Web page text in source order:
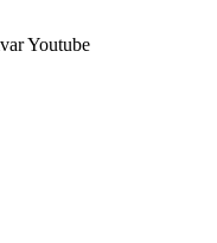
Youtube